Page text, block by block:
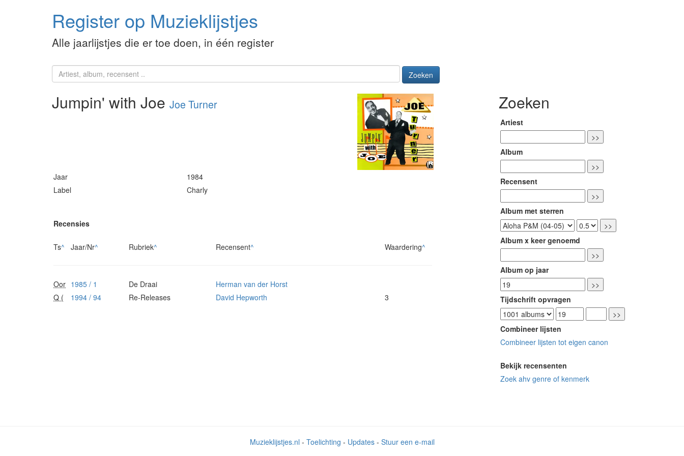
Register op Muzieklijstjes
Alle jaarlijstjes die er toe doen, in één register
Zoeken
Jumpin' with Joe Joe Turner
Jaar
1984
Label
Charly
Recensies
Ts^ Jaar/Nr^ Rubriek^ Recensent^ Waardering^
Oor 1985 / 1 De Draai
Herman van der Horst
Q (
1994 / 94 Re-Releases David Hepworth 3
Zoeken
Artiest
Album
Recensent
Album met sterren
Album x keer genoemd
Album op jaar
Tijdschrift opvragen
Combineer lijsten
Combineer lijsten tot eigen canon
Bekijk recensenten
Zoek ahv genre of kenmerk
Muzieklijstjes.nl - Toelichting - Updates- Stuur een e-mail